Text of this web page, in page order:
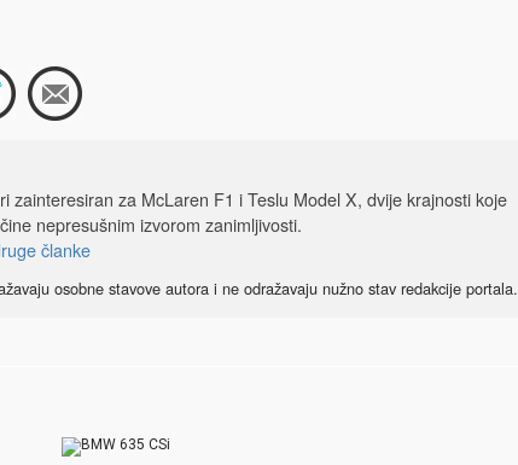
zainteresiran za McLaren F1 i Teslu Model X, dvije krajnosti koje
nepresušnim izvorom zanimljivosti.
članke
osobne stavove autora i ne odražavaju nužno stav redakcije portala.